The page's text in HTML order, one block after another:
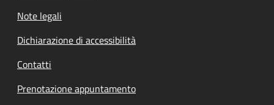
Note legali
Dichiarazione di accessibilità
Contatti
Prenotazione appuntamento